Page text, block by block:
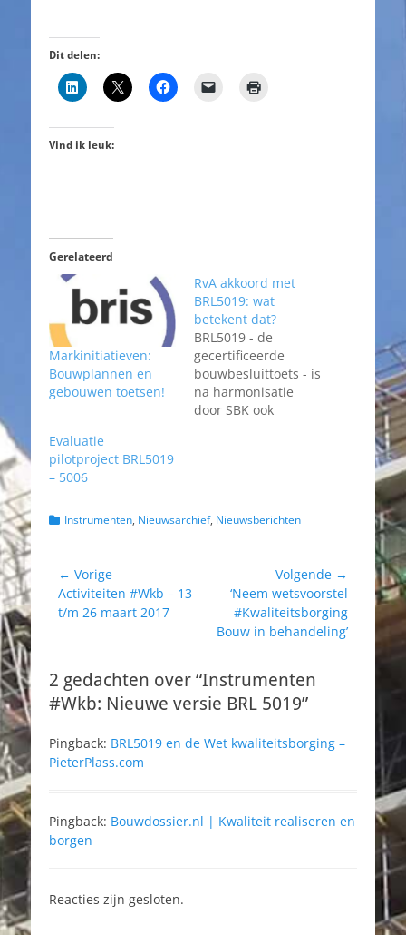
Dit delen:
Vind ik leuk:
Gerelateerd
Markinitiatieven:
Bouwplannen en
gebouwen toetsen!
RvA akkoord met
BRL5019: wat
betekent dat?
BRL5019 - de
gecertificeerde
bouwbesluittoets - is
na harmonisatie
door SBK ook
zien is als
prestaties moet
voldoen zodat
het bouwwerk waari
n het wordt
krachtens dit besluit
gestelde eis"
Evaluatie
pilotproject BRL5019
– 5006
Categorieën
Instrumenten, Nieuwsarchief, Nieuwsberichten
Bericht
navigatie
← Vorige
Vorig
bericht:
Activiteiten #Wkb – 13
t/m 26 maart 2017
Volgende →
Volgend
bericht:
‘Neem wetsvoorstel
#Kwaliteitsborging
Bouw in behandeling’
2 gedachten over “Instrumenten
#Wkb: Nieuwe versie BRL 5019”
Pingback: BRL5019 en de Wet kwaliteitsborging –
PieterPlass.com
Pingback: Bouwdossier.nl | Kwaliteit realiseren en
borgen
Reacties zijn gesloten.